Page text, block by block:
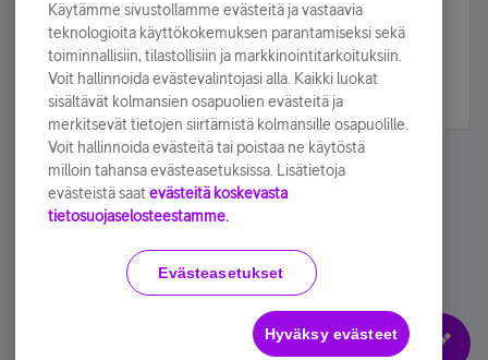
sähköpostiisi.
Tilaa nyt
Käyttöehdot Accessibility statement
Evästeasetukset
Käytämme sivustollamme evästeitä ja vastaavia
teknologioita käyttökokemuksen parantamiseksi sekä
toiminnallisiin, tilastollisiin ja markkinointitarkoituksiin.
Voit hallinnoida evästevalintojasi alla. Kaikki luokat
sisältävät kolmansien osapuolien evästeitä ja
merkitsevät tietojen siirtämistä kolmansille osapuolille.
Voit hallinnoida evästeitä tai poistaa ne käytöstä
milloin tahansa evästeasetuksissa. Lisätietoja
evästeistä saat evästeitä koskevasta
tietosuojaselosteestamme.
Evästeasetukset
Hyväksy evästeet